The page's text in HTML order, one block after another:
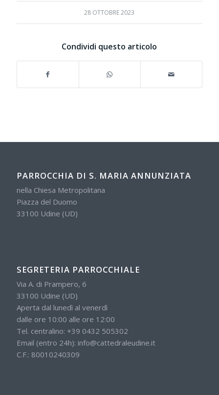
28 OTTOBRE 2023
Condividi questo articolo
PARROCCHIA DI S. MARIA ANNUNZIATA
nella Chiesa Metropolitana
Piazza del Duomo
33100 Udine (UD)
SEGRETERIA PARROCCHIALE
Via A. di Prampero, 6
33100 Udine (UD)
Aperta dal lunedì al venerdì
dalle ore 10:00 alle ore 12:00
Tel. centralino: +39 0432 505302
Email (entro 24h): info@cattedraleudine.it
C.F.: 80010240309